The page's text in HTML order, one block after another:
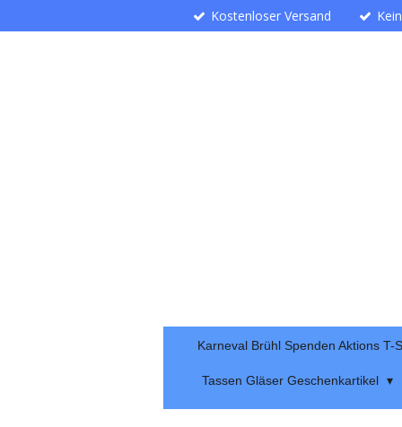
Hauptinhalt
Kostenloser Versand
Karneval Brühl Spenden Aktions T-
Tassen Gläser Geschenkartikel